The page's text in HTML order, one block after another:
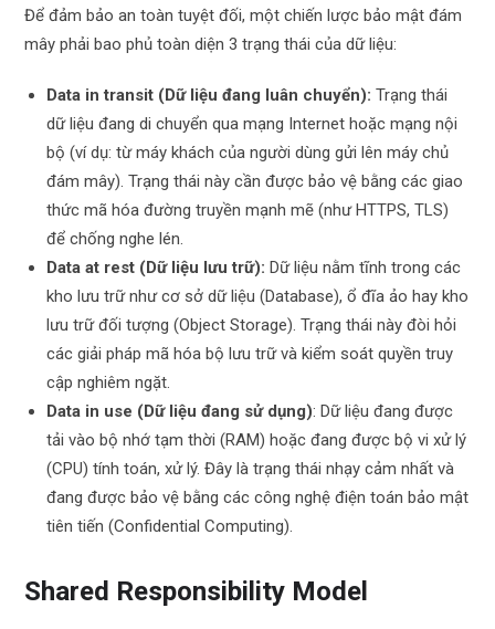
Để đảm bảo an toàn tuyệt đối, một chiến lược bảo mật đám
mây phải bao phủ toàn diện 3 trạng thái của dữ liệu:
Data in transit (Dữ liệu đang luân chuyển): Trạng thái
dữ liệu đang di chuyển qua mạng Internet hoặc mạng nội
bộ (ví dụ: từ máy khách của người dùng gửi lên máy chủ
đám mây). Trạng thái này cần được bảo vệ bằng các giao
thức mã hóa đường truyền mạnh mẽ (như HTTPS, TLS)
để chống nghe lén.
Data at rest (Dữ liệu lưu trữ): Dữ liệu nằm tĩnh trong các
kho lưu trữ như cơ sở dữ liệu (Database), ổ đĩa ảo hay kho
lưu trữ đối tượng (Object Storage). Trạng thái này đòi hỏi
các giải pháp mã hóa bộ lưu trữ và kiểm soát quyền truy
cập nghiêm ngặt.
Data in use (Dữ liệu đang sử dụng): Dữ liệu đang được
tải vào bộ nhớ tạm thời (RAM) hoặc đang được bộ vi xử lý
(CPU) tính toán, xử lý. Đây là trạng thái nhạy cảm nhất và
đang được bảo vệ bằng các công nghệ điện toán bảo mật
tiên tiến (Confidential Computing).
Shared Responsibility Model